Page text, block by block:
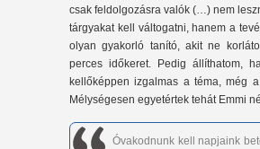
csak feldolgozásra valók (…) nem
tárgyakat kell váltogatni, hanem a
olyan gyakorló tanító, akit ne
perces időkeret. Pedig állíthatom,
kellőképpen izgalmas a téma, még
Mélységesen egyetértek tehát Emmi
Óvakodnunk kell napjaink